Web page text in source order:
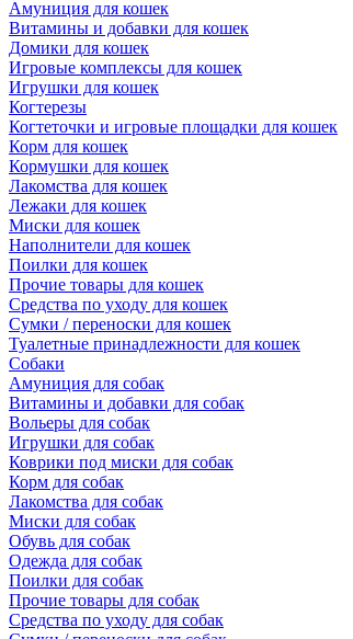
Амуниция для кошек
Витамины и добавки для кошек
Домики для кошек
Игровые комплексы для кошек
Игрушки для кошек
Когтерезы
Когтеточки и игровые площадки для кошек
Корм для кошек
Кормушки для кошек
Лакомства для кошек
Лежаки для кошек
Миски для кошек
Наполнители для кошек
Поилки для кошек
Прочие товары для кошек
Средства по уходу для кошек
Сумки / переноски для кошек
Туалетные принадлежности для кошек
Собаки
Амуниция для собак
Витамины и добавки для собак
Вольеры для собак
Игрушки для собак
Коврики под миски для собак
Корм для собак
Лакомства для собак
Миски для собак
Обувь для собак
Одежда для собак
Поилки для собак
Прочие товары для собак
Средства по уходу для собак